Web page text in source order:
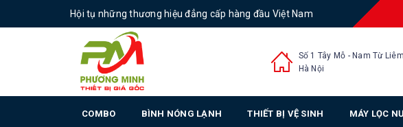
Hội tụ những thương hiệu đẳng cấp hàng đầu Việt Nam
Số 1 Tây Mỗ - Nam Từ Liêm
Hà Nội
COMBO BÌNH NÓNG LẠNH THIẾT BỊ VỆ SINH MÁY LỌC